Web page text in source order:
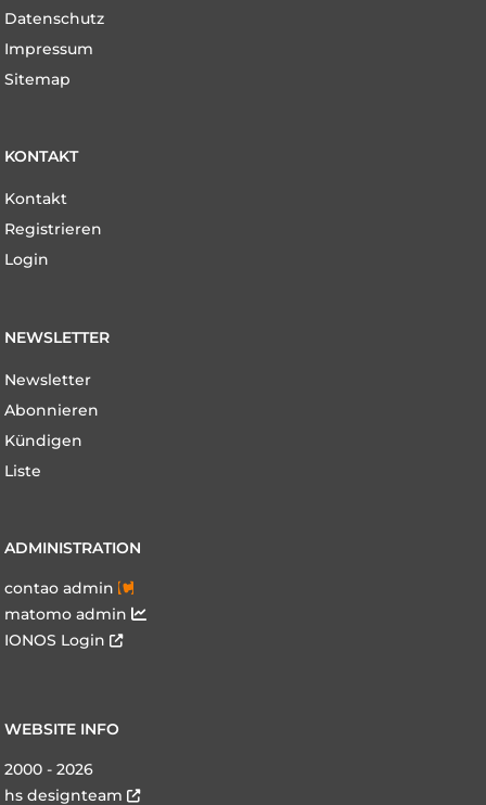
überspringen
Datenschutz
Impressum
Sitemap
KONTAKT
Navigation
überspringen
Kontakt
Registrieren
Login
NEWSLETTER
Navigation
überspringen
Newsletter
Abonnieren
Kündigen
Liste
ADMINISTRATION
contao admin
matomo admin
IONOS Login
WEBSITE INFO
2000 - 2026
hs designteam